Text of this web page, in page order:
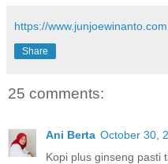
https://www.junjoewinanto.com
Share
25 comments:
Ani Berta October 30,
Kopi plus ginseng pasti